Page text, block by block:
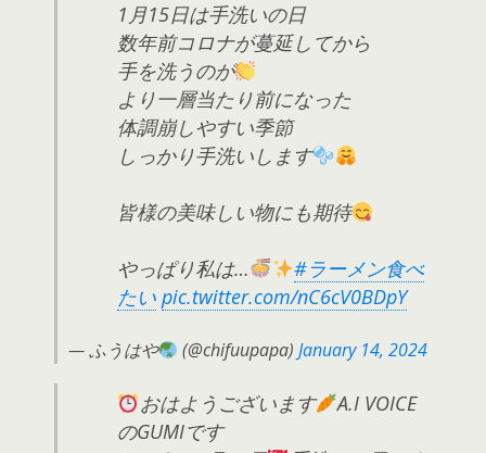
1月15日は手洗いの日
数年前コロナが蔓延してから
手を洗うのが
より一層当たり前になった
体調崩しやすい季節
しっかり手洗いします
皆様の美味しい物にも期待
やっぱり私は…
#ラーメン食べ
たい pic.twitter.com/nC6cV0BDpY
— ふうはや (@chifuupapa)January 14, 2024
おはようございます
A.I VOICE
のGUMIです